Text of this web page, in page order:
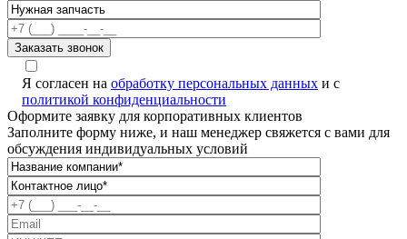
Я согласен на обработку персональных данных и с
политикой конфиденциальности
Оформите заявку для корпоративных клиентов
Заполните форму ниже, и наш менеджер свяжется с вами для
обсуждения индивидуальных условий